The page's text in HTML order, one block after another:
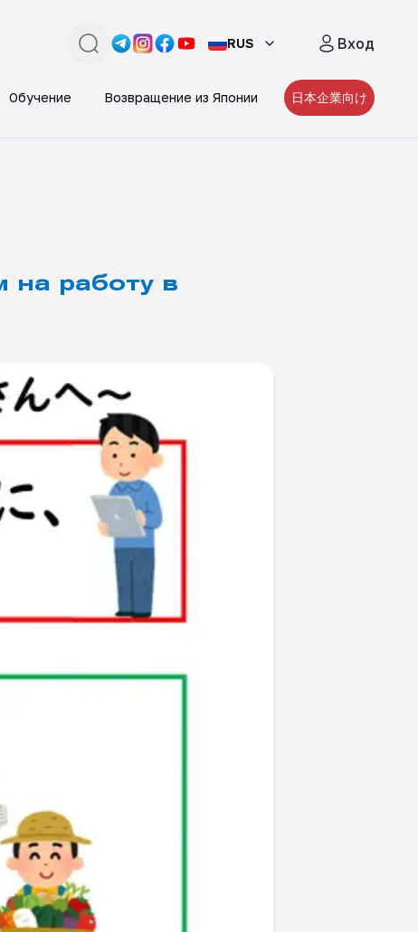
поиск
RUS Вход
Обучение Возвращение из Японии 日本企業向け
на работу в